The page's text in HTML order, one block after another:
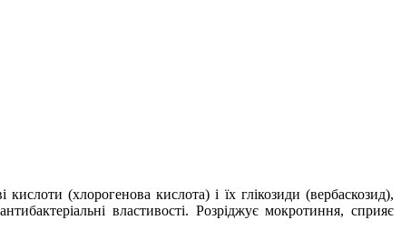
(хлорогенова кислота) і їх глікозиди (вербаскозид),
властивості. Розріджує мокротиння, сприяє